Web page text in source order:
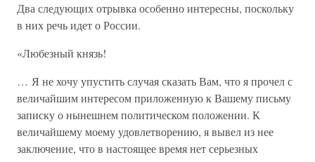
Два следующих отрывка особенно интересны, поскольку
в них речь идет о России.
«Любезный князь!
… Я не хочу упустить случая сказать Вам, что я прочел с
величайшим интересом приложенную к Вашему письму
записку о нынешнем политическом положении. К
величайшему моему удовлетворению, я вывел из нее
заключение, что в настоящее время нет серьезных